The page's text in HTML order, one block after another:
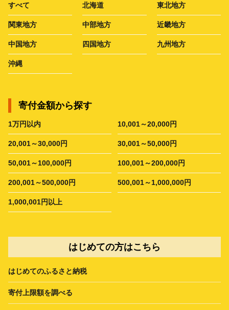
すべて 北海道 東北地方
関東地方 中部地方 近畿地方
中国地方 四国地方 九州地方
沖縄
寄付金額から探す
1万円以内 10,001～20,000円
20,001～30,000円 30,001～50,000円
50,001～100,000円 100,001～200,000円
200,001～500,000円 500,001～1,000,000円
1,000,001円以上
はじめての方はこちら
はじめてのふるさと納税
寄付上限額を調べる